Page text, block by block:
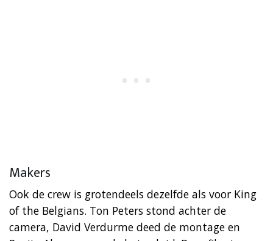
Makers
Ook de crew is grotendeels dezelfde als voor King
of the Belgians. Ton Peters stond achter de
camera, David Verdurme deed de montage en